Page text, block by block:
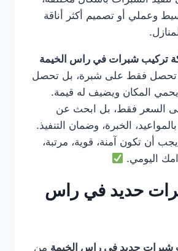
وعملي أو تصميم أكثر أناقة
تركيب شبرات في راس الخيمة
تحصل فقط على شبرة، بل تحصل
المكان ويضيف له قيمة.
السعر فقط، بل ابحث عن
بالمواعيد، الخبرة، وضمان التنفيذ.
أن تكون آمنة، قوية، مرتبة،
اليومي.
حديد في راس
شبرات حديد في راس الخيمة من